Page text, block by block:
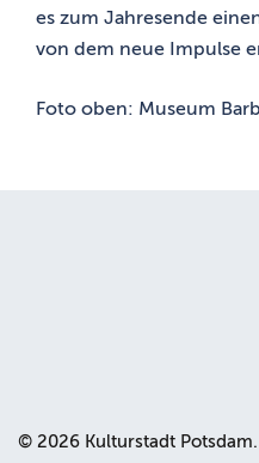
es zum Jahresende
von dem neue Impulse
Foto oben: Museum
© 2026 Kulturstadt Potsdam.